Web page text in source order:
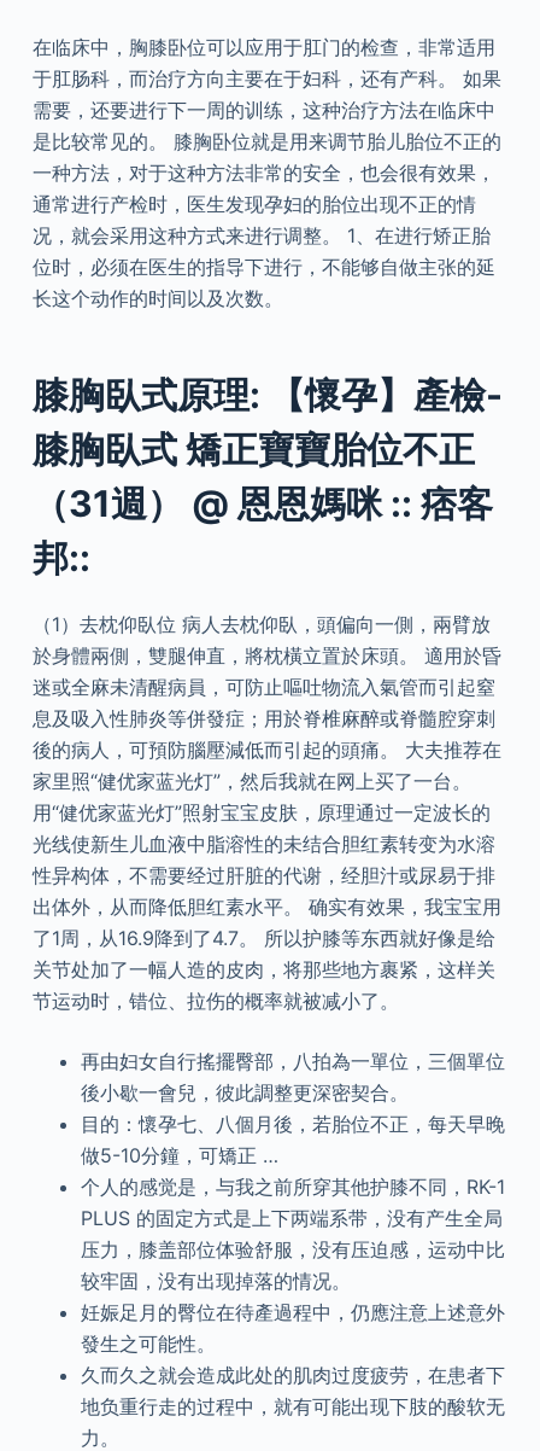
在临床中，胸膝卧位可以应用于肛门的检查，非常适用
于肛肠科，而治疗方向主要在于妇科，还有产科。 如果
需要，还要进行下一周的训练，这种治疗方法在临床中
是比较常见的。 膝胸卧位就是用来调节胎儿胎位不正的
一种方法，对于这种方法非常的安全，也会很有效果，
通常进行产检时，医生发现孕妇的胎位出现不正的情
况，就会采用这种方式来进行调整。 1、在进行矫正胎
位时，必须在医生的指导下进行，不能够自做主张的延
长这个动作的时间以及次数。
膝胸臥式原理: 【懷孕】產檢-
膝胸臥式 矯正寶寶胎位不正
（31週） @ 恩恩媽咪 :: 痞客
邦::
（1）去枕仰臥位 病人去枕仰臥，頭偏向一側，兩臂放
於身體兩側，雙腿伸直，將枕橫立置於床頭。 適用於昏
迷或全麻未清醒病員，可防止嘔吐物流入氣管而引起窒
息及吸入性肺炎等併發症；用於脊椎麻醉或脊髓腔穿刺
後的病人，可預防腦壓減低而引起的頭痛。 大夫推荐在
家里照“健优家蓝光灯”，然后我就在网上买了一台。
用“健优家蓝光灯”照射宝宝皮肤，原理通过一定波长的
光线使新生儿血液中脂溶性的未结合胆红素转变为水溶
性异构体，不需要经过肝脏的代谢，经胆汁或尿易于排
出体外，从而降低胆红素水平。 确实有效果，我宝宝用
了1周，从16.9降到了4.7。 所以护膝等东西就好像是给
关节处加了一幅人造的皮肉，将那些地方裹紧，这样关
节运动时，错位、拉伤的概率就被减小了。
再由妇女自行搖擺臀部，八拍為一單位，三個單位
後小歇一會兒，彼此調整更深密契合。
目的：懷孕七、八個月後，若胎位不正，每天早晚
做5-10分鐘，可矯正 …
个人的感觉是，与我之前所穿其他护膝不同，RK-1
PLUS 的固定方式是上下两端系带，没有产生全局
压力，膝盖部位体验舒服，没有压迫感，运动中比
较牢固，没有出现掉落的情况。
妊娠足月的臀位在待產過程中，仍應注意上述意外
發生之可能性。
久而久之就会造成此处的肌肉过度疲劳，在患者下
地负重行走的过程中，就有可能出现下肢的酸软无
力。